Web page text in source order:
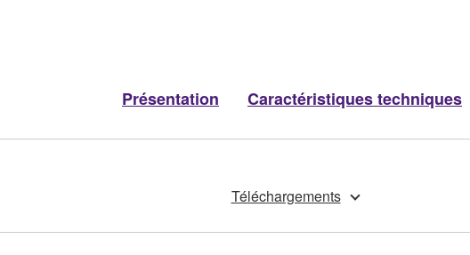
Présentation Caractéristiques techniques
Téléchargements